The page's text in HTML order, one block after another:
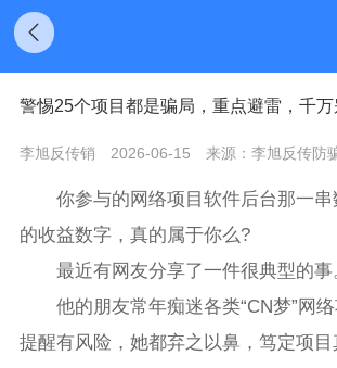
警惕25个项目都是骗局，重点避雷，千万
李旭反传销 2026-06-15 来源：李旭反传防
你参与的网络项目软件后台那一串
的收益数字，真的属于你么?
最近有网友分享了一件很典型的事
他的朋友常年痴迷各类“CN梦”网络
提醒有风险，她都弃之以鼻，笃定项目